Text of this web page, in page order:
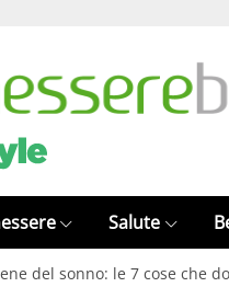
Salute
del sonno: le 7 cose che